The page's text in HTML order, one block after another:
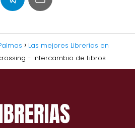
Las mejores Librerías en
- Intercambio de Libros